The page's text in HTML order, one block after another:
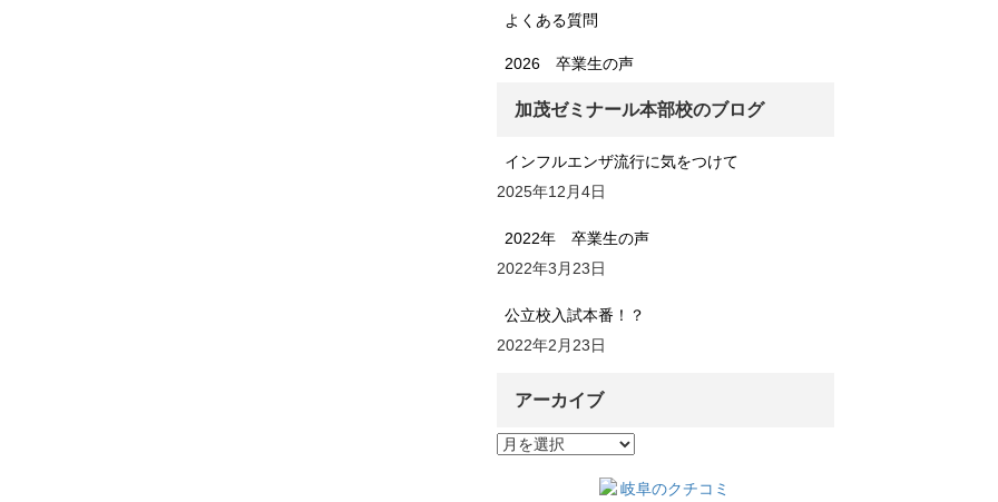
よくある質問
2026 卒業生の声
加茂ゼミナール本部校のブログ
インフルエンザ流行に気をつけて
2025年12月4日
2022年 卒業生の声
2022年3月23日
公立校入試本番！？
2022年2月23日
アーカイブ
ア